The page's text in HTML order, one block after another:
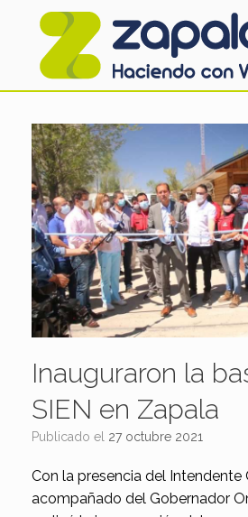
Inauguraron la
SIEN en Zapala
Publicado el 27 octubre 2021
Con la presencia del Intendente
acompañado del Gobernador